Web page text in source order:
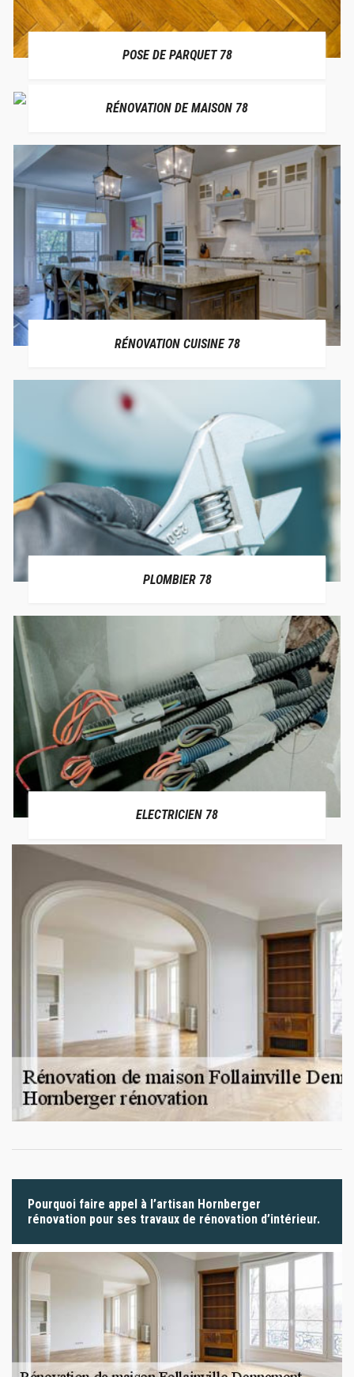
POSE DE PARQUET 78
RÉNOVATION DE MAISON 78
RÉNOVATION CUISINE 78
PLOMBIER 78
ELECTRICIEN 78
Pourquoi faire appel à l’artisan Hornberger
rénovation pour ses travaux de rénovation d’intérieur.